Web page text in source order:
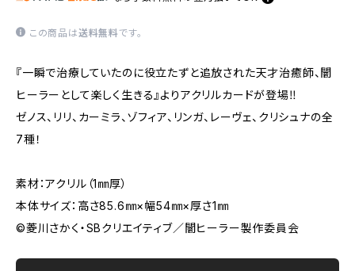
この商品は送料無料です。
『一瞬で治療していたのに役立たずと追放された天才治癒師、闇
ヒーラーとして楽しく生きる』よりアクリルカードが登場‼
ゼノス、リリ、カーミラ、ゾフィア、リンガ、レーヴェ、クリシュナの全
7種！
素材：アクリル（1㎜厚）
本体サイズ：高さ85.6㎜×幅54㎜×厚さ1㎜
©菱川さかく・SBクリエイティブ／闇ヒーラー製作委員会